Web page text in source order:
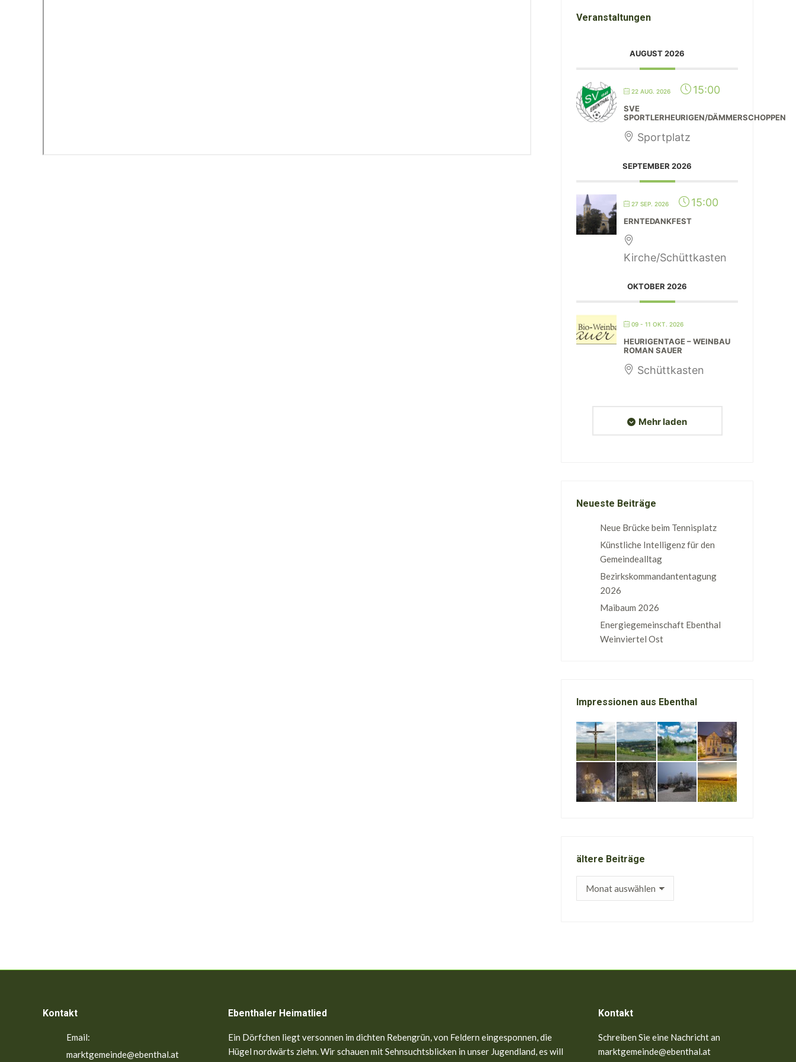
Veranstaltungen
AUGUST 2026
22 AUG. 2026 15:00
SVE
SPORTLERHEURIGEN/DÄMMERSCHOPPEN
Sportplatz
SEPTEMBER 2026
27 SEP. 2026 15:00
ERNTEDANKFEST
Kirche/Schüttkasten
OKTOBER 2026
09 - 11 OKT. 2026
HEURIGENTAGE – WEINBAU
ROMAN SAUER
Schüttkasten
Mehr laden
Neueste Beiträge
Neue Brücke beim Tennisplatz
Künstliche Intelligenz für den
Gemeindealltag
Bezirkskommandantentagung
2026
Maibaum 2026
Energiegemeinschaft Ebenthal
Weinviertel Ost
Impressionen aus Ebenthal
ältere Beiträge
Kontakt
Email:
marktgemeinde@ebenthal.at
Ebenthaler Heimatlied
Ein Dörfchen liegt versonnen im dichten Rebengrün, von Feldern eingesponnen, die
Hügel nordwärts ziehn. Wir schauen mit Sehnsuchtsblicken in unser Jugendland, es will
Kontakt
Schreiben Sie eine Nachricht an
marktgemeinde@ebenthal.at